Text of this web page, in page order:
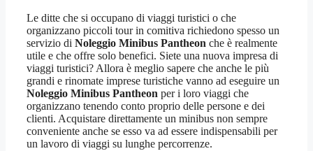
Le ditte che si occupano di viaggi turistici o che
organizzano piccoli tour in comitiva richiedono spesso un
servizio di Noleggio Minibus Pantheon che è realmente
utile e che offre solo benefici. Siete una nuova impresa di
viaggi turistici? Allora è meglio sapere che anche le più
grandi e rinomate imprese turistiche vanno ad eseguire un
Noleggio Minibus Pantheon per i loro viaggi che
organizzano tenendo conto proprio delle persone e dei
clienti. Acquistare direttamente un minibus non sempre
conveniente anche se esso va ad essere indispensabili per
un lavoro di viaggi su lunghe percorrenze.